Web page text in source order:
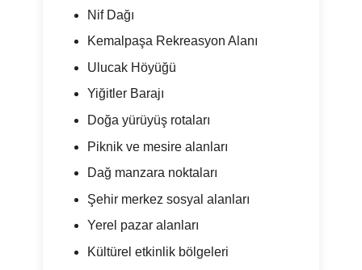
Nif Dağı
Kemalpaşa Rekreasyon Alanı
Ulucak Höyüğü
Yiğitler Barajı
Doğa yürüyüş rotaları
Piknik ve mesire alanları
Dağ manzara noktaları
Şehir merkez sosyal alanları
Yerel pazar alanları
Kültürel etkinlik bölgeleri